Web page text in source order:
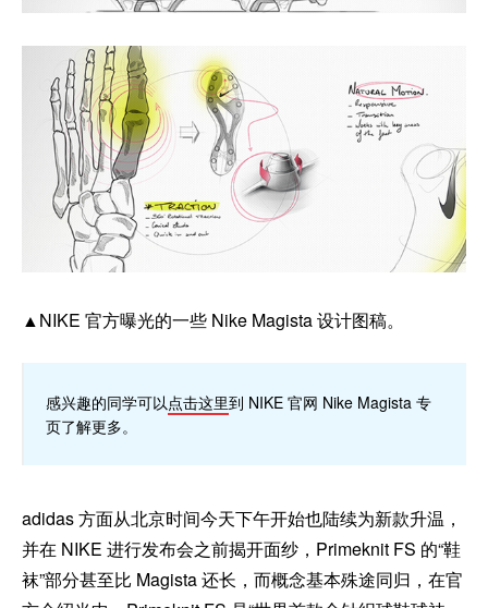
▲NIKE 官方曝光的一些 Nike Magista 设计图稿。
感兴趣的同学可以点击这里到 NIKE 官网 Nike Magista 专
页了解更多。
adidas 方面从北京时间今天下午开始也陆续为新款升温，
并在 NIKE 进行发布会之前揭开面纱，Primeknit FS 的“鞋
袜”部分甚至比 Magista 还长，而概念基本殊途同归，在官